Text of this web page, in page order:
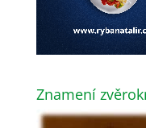
Znamení